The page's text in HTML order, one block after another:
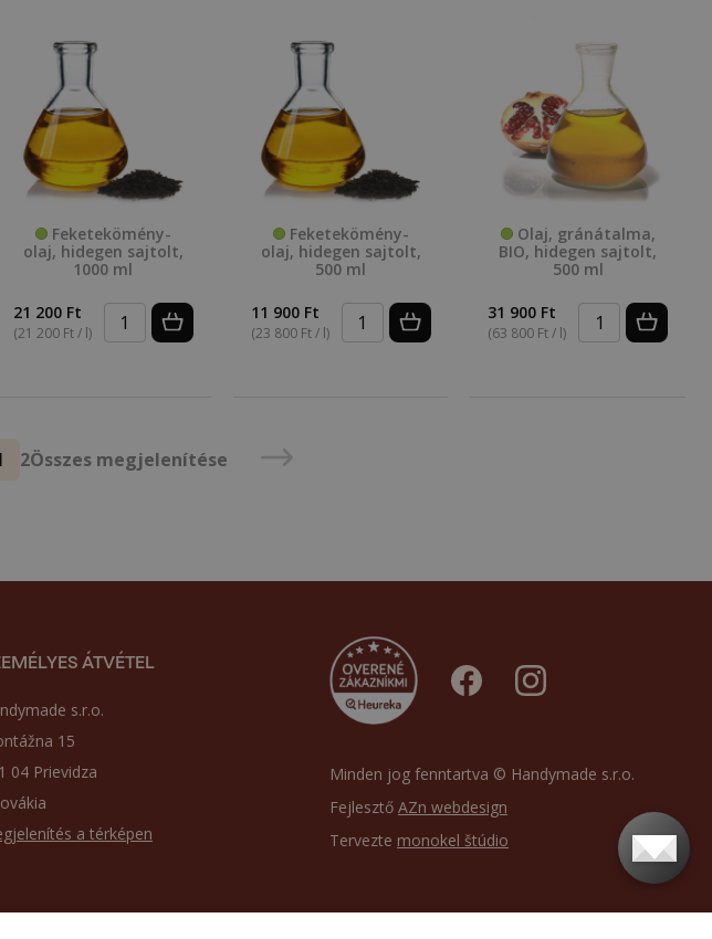
Feketekömény-
olaj, hidegen sajtolt,
1000 ml
21 200 Ft
(21 200 Ft / l)
Feketekömény-
olaj, hidegen sajtolt,
500 ml
11 900 Ft
(23 800 Ft / l)
Olaj, gránátalma,
BIO, hidegen sajtolt,
500 ml
31 900 Ft
(63 800 Ft / l)
2Összes megjelenítése
ÁTVÉTEL
s.r.o.
15
04 Prievidza
a térképen
Minden jog fenntartva © Handymade s.r.o.
Fejlesztő AZn webdesign
Tervezte monokel štúdio